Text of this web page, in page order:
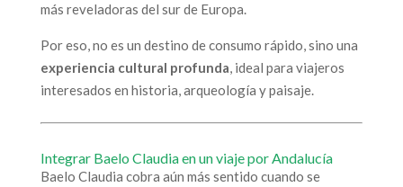
más reveladoras del sur de Europa.
Por eso, no es un destino de consumo rápido, sino una
experiencia cultural profunda, ideal para viajeros
interesados en historia, arqueología y paisaje.
Integrar Baelo Claudia en un viaje por Andalucía
Baelo Claudia cobra aún más sentido cuando se